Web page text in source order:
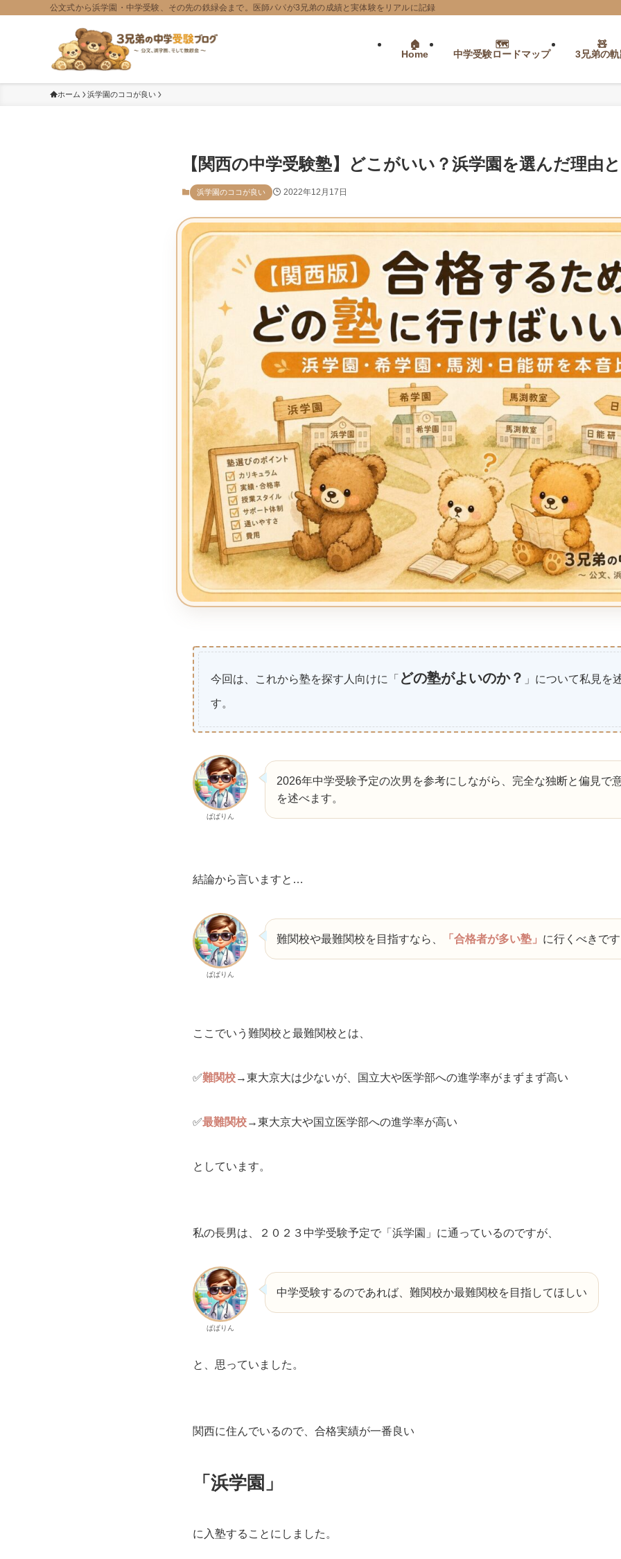
公文式から浜学園・中学受験、その先の鉄緑会まで。医師パパが3兄弟の成績と実体験をリアルに記録
Home 中学受験ロードマップ 3兄弟の
ホーム 浜学園のココが良い
【関西の中学受験塾】どこがいい？浜学園を選んだ理由
浜学園のココが良い 2022年12月17日
今回は、これから塾を探す人向けに「 どの塾がよいのか？ 」について私見を
す。
ぱぱりん
2026年中学受験予定の次男を参考にしながら、完全な独断と偏見で
を述べます。
結論から言いますと…
ぱぱりん
難関校や最難関校を目指すなら、 「合格者が多い塾」 に行くべきで
ここでいう難関校と最難関校とは、
✅難関校→東大京大は少ないが、国立大や医学部への進学率がまずまず高い
✅最難関校→東大京大や国立医学部への進学率が高い
としています。
私の長男は、２０２３中学受験予定で「浜学園」に通っているのですが、
ぱぱりん
中学受験するのであれば、難関校か最難関校を目指してほしい
と、思っていました。
関西に住んでいるので、合格実績が一番良い
「浜学園」
に入塾することにしました。